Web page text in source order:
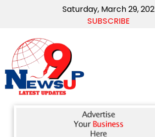
Saturday, March 29,
SUBSCRIBE